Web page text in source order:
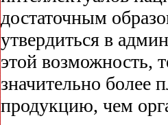
достаточным
утвердиться в
этой возможность,
значительно более
продукцию, чем